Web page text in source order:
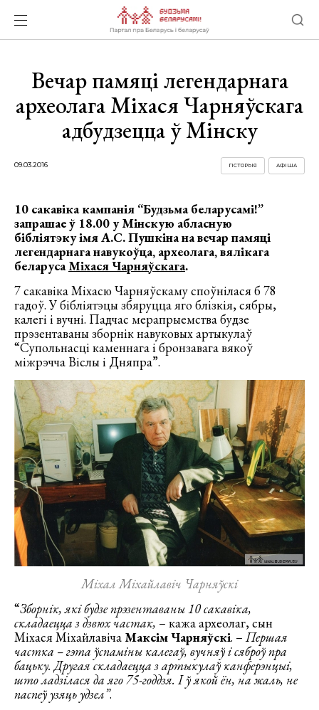
Вечар памяці легендарнага
археолага Міхася Чарняўскага
адбудзецца ў Мінску
09.03.2016 АФІША
ГІСТОРЫЯ
10 сакавіка кампанія “Будзьма беларусамі!”
запрашае ў 18.00 у Мінскую абласную
бібліятэку імя А.С. Пушкіна на вечар памяці
легендарнага навукоўца, археолага, вялікага
беларусаМіхася Чарняўскага.
7 сакавіка Міхасю Чарняўскаму споўнілася б 78
гадоў. У бібліятэцы збяруцца яго блізкія, сябры,
калегі і вучні. Падчас мерапрыемства будзе
прэзентаваны зборнік навуковых артыкулаў
“Супольнасці каменнага і бронзавага вякоў
міжрэчча Віслы і Дняпра”.
Міхал Міхайлавіч Чарняўскі
“Зборнік, які будзе прэзентаваны 10 сакавіка,
складаецца з дзвюх частак, – кажа археолаг, сын
Міхася Міхайлавіча Максім Чарняўскі. –Першая
частка – гэта ўспаміны калегаў, вучняў і сяброў пра
бацьку. Другая складаецца з артыкулаў канферэнцыі,
што ладзілася да яго 75-годдзя. І ў якой ён, на жаль, не
паспеў узяць удзел”.